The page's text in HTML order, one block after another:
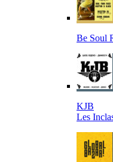
Be Soul
KJB
Les